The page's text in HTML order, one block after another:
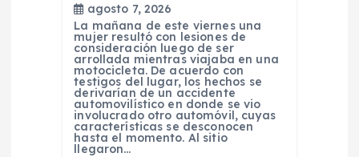
agosto 7, 2026
La mañana de este viernes una
mujer resultó con lesiones de
consideración luego de ser
arrollada mientras viajaba en una
motocicleta. De acuerdo con
testigos del lugar, los hechos se
derivarían de un accidente
automovilístico en donde se vio
involucrado otro automóvil, cuyas
características se desconocen
hasta el momento. Al sitio
llegaron…